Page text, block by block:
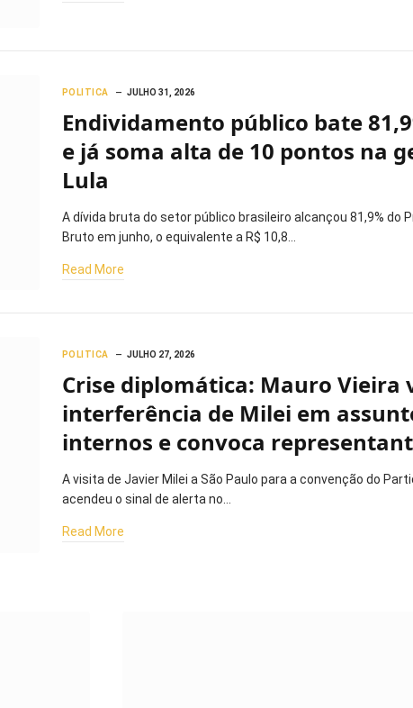
POLITICA JULHO 31, 2026
Endividamento público bate
e já soma alta de 10 pontos na
Lula
A dívida bruta do setor público brasileiro alcançou 81,9% do
Bruto em junho, o equivalente a R$ 10,8…
Read More
POLITICA JULHO 27, 2026
Crise diplomática: Mauro Vieira
interferência de Milei em
internos e convoca
A visita de Javier Milei a São Paulo para a convenção do
acendeu o sinal de alerta no…
Read More